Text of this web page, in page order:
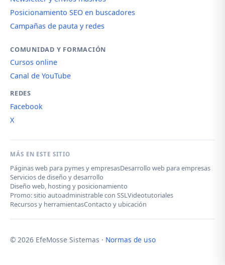
Posicionamiento SEO en buscadores
Campañas de pauta y redes
COMUNIDAD Y FORMACIÓN
Cursos online
Canal de YouTube
REDES
Facebook
X
MÁS EN ESTE SITIO
Páginas web para pymes y empresasDesarrollo web para empresas
Servicios de diseño y desarrollo
Diseño web, hosting y posicionamiento
Promo: sitio autoadministrable con SSLVideotutoriales
Recursos y herramientasContacto y ubicación
© 2026 EfeMosse Sistemas · Normas de uso